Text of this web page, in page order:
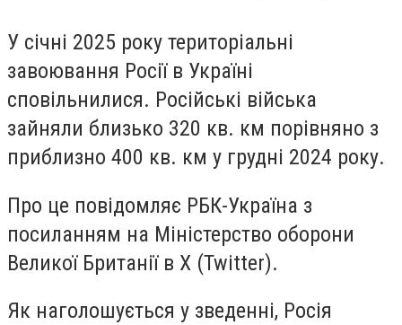
У січні 2025 року територіальні
завоювання Росії в Україні
сповільнилися. Російські війська
зайняли близько 320 кв. км порівняно з
приблизно 400 кв. км у грудні 2024 року.
Про це повідомляє РБК-Україна з
посиланням на Міністерство оборони
Великої Британії в X (Twitter).
Як наголошується у зведенні, Росія